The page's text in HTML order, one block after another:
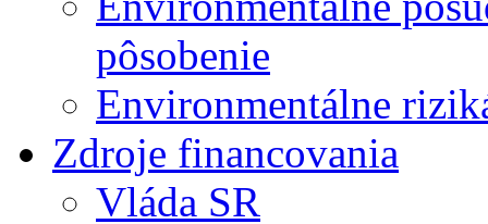
pôsobenie
Environmentálne
Zdroje financovania
Vláda SR